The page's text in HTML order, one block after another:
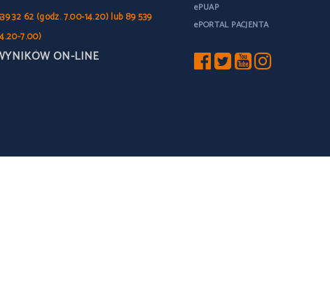
32 62 (godz. 7.00-14.20) lub 89 539
7.00)
ON-LINE
ePUAP
ePORTAL PACJENTA